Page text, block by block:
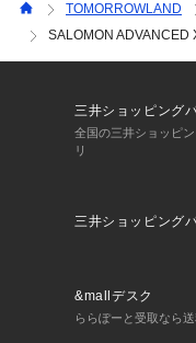
※商品の色味は、商品単
さい
店舗にお問い合わせの
※包装紙破損、箱破損
17 チャコールグレー：
TOMORROWLAND
SALOMON ADVANCED
三井ショッピング
全国の三井ショッピ
リ
三井ショッピング
&mallデスク
ららぽーと受取なら